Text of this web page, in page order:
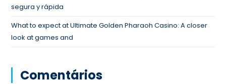
segura y rápida
What to expect at Ultimate Golden Pharaoh Casino: A closer
look at games and
Comentários